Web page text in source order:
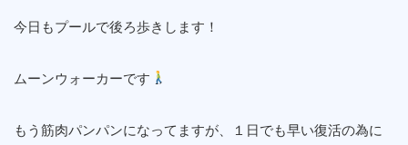
今日もプールで後ろ歩きします！
ムーンウォーカーです
もう筋肉パンパンになってますが、１日でも早い復活の為に